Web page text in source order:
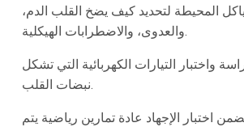
المحيطة لتحديد كيف يضخ القلب الدم،
والعدوى، والاضطرابات الهيكلية.
واختبار التيارات الكهربائية التي تشكل
نبضات القلب.
اختبار الإجهاد عادة تمارين رياضية يتم